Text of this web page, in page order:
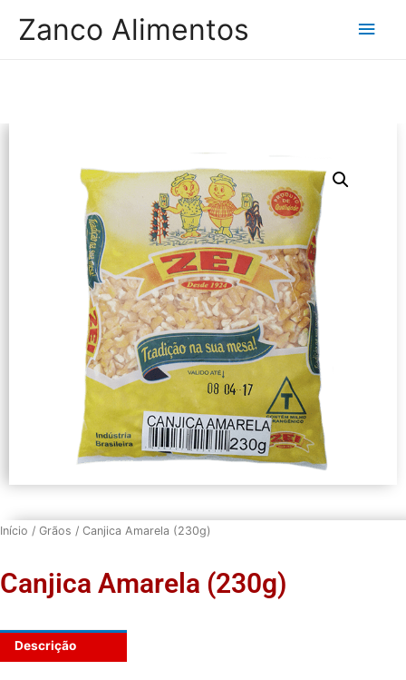
Zanco Alimentos
Início / Grãos / Canjica Amarela (230g)
Canjica Amarela (230g)
Descrição